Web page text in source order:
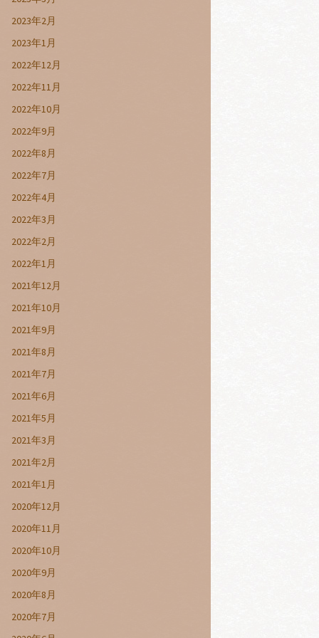
2023年2月
2023年1月
2022年12月
2022年11月
2022年10月
2022年9月
2022年8月
2022年7月
2022年4月
2022年3月
2022年2月
2022年1月
2021年12月
2021年10月
2021年9月
2021年8月
2021年7月
2021年6月
2021年5月
2021年3月
2021年2月
2021年1月
2020年12月
2020年11月
2020年10月
2020年9月
2020年8月
2020年7月